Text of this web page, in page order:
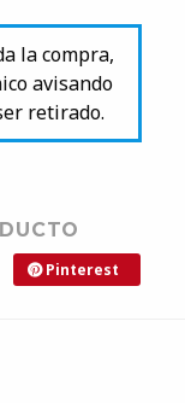
la compra,
avisando
retirado.
Pinterest